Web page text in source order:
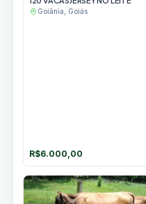
Goiânia, Goiás
R$6.000,00